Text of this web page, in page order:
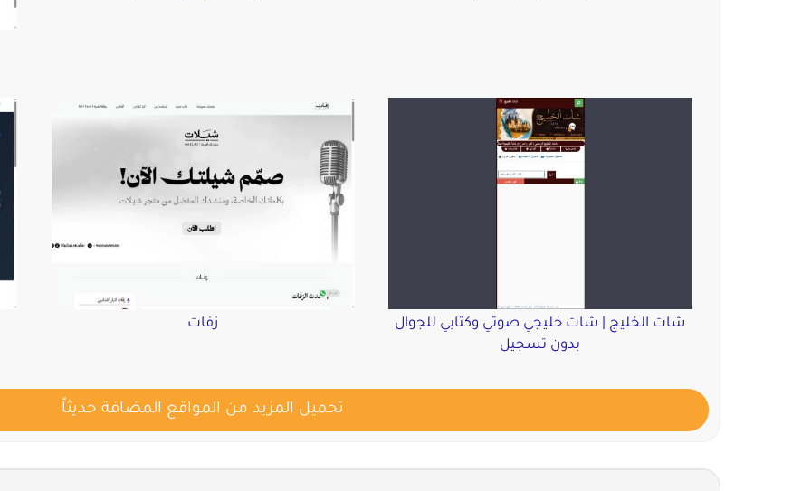
شات الخليج | شات خليجي صوتي وكتابي للجوال
بدون تسجيل
زفات
تحميل المزيد من المواقع المضافة حديثاً